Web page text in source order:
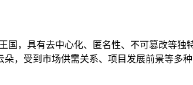
，具有去中心化、匿名性、不可篡改等
，受到市场供需关系、项目发展前景等多种